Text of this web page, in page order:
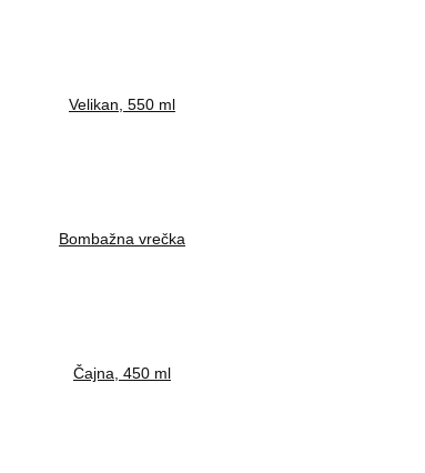
Velikan, 550 ml
Bombažna vrečka
Čajna, 450 ml